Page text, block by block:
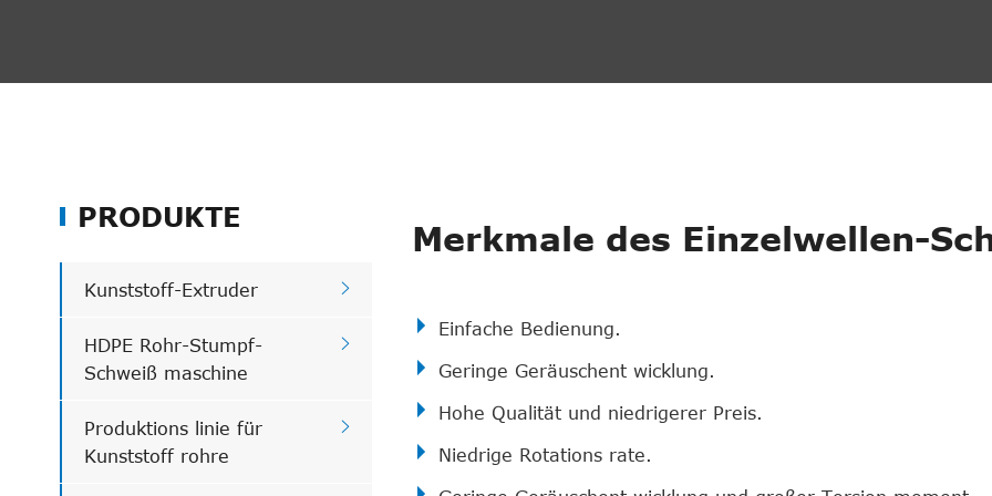
PRODUKTE
Kunststoff-Extruder 
HDPE Rohr-Stumpf-
Schweiß maschine

Produktions linie für
Kunststoff rohre

Merkmale des Einzelwellen-
Einfache Bedienung.
Geringe Geräuschent wicklung.
Hohe Qualität und niedrigerer Preis.
Niedrige Rotations rate.